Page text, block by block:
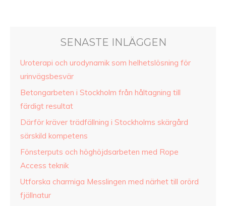
SENASTE INLÄGGEN
Uroterapi och urodynamik som helhetslösning för
urinvägsbesvär
Betongarbeten i Stockholm från håltagning till
färdigt resultat
Därför kräver trädfällning i Stockholms skärgård
särskild kompetens
Fönsterputs och höghöjdsarbeten med Rope
Access teknik
Utforska charmiga Messlingen med närhet till orörd
fjällnatur